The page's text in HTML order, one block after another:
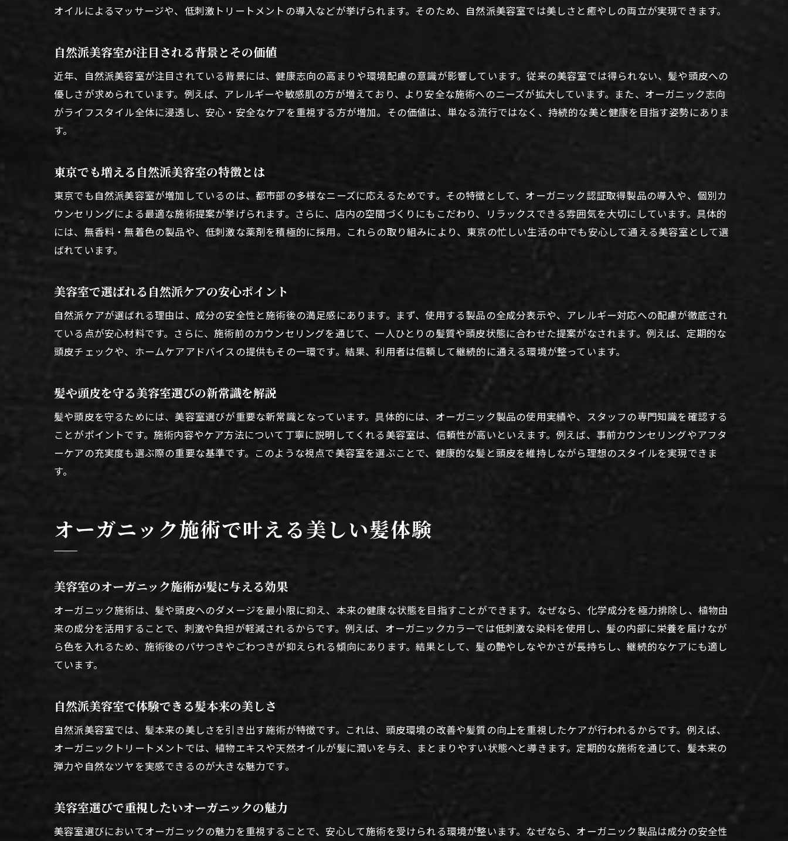
自然由来成分の美容室が敏感肌に最適な訳
リラックス空間で癒される自然派美容室選び
美容室で味わう自然派の癒し空間の特徴
リラックスできる美容室の雰囲気づくりとは
自然派美容室で過ごす至福の癒し体験紹介
自然派カラーの特徴とメリットを徹底解説
美容室の自然派カラーが支持される理由
美容室で実感できる自然派カラーの効果とは
自然派カラーが美容室で選ばれる新定番理由
美容室で失敗しないための安心ポイント
美容室で後悔しないためのチェックリスト
信頼できる美容室の見極めポイントとは
美容室で言ってはいけない言葉への配慮
健康志向な方に適した美容室選びの秘訣
自然派美容室で叶える健康的な美髪ケア術
美容室で取り入れたい健康志向の習慣とは
健康的な美髪を目指す美容室活用アイデア
自分に合う自然派美容室の見極め方ガイド
口コミや評判を活かした美容室の探し方
美容師に嫌われる客の特徴と対策ポイント
オイルによるマッサージや、低刺激トリートメントの導入などが挙げられます。そのため、自然派美容室では美しさと癒やしの両立が実現できます。
自然派美容室が注目される背景とその価値
近年、自然派美容室が注目されている背景には、健康志向の高まりや環境配慮の意識が影響しています。従来の美容室では得られない、髪や頭皮への
優しさが求められています。例えば、アレルギーや敏感肌の方が増えており、より安全な施術へのニーズが拡大しています。また、オーガニック志向
がライフスタイル全体に浸透し、安心・安全なケアを重視する方が増加。その価値は、単なる流行ではなく、持続的な美と健康を目指す姿勢にありま
す。
東京でも増える自然派美容室の特徴とは
東京でも自然派美容室が増加しているのは、都市部の多様なニーズに応えるためです。その特徴として、オーガニック認証取得製品の導入や、個別カ
ウンセリングによる最適な施術提案が挙げられます。さらに、店内の空間づくりにもこだわり、リラックスできる雰囲気を大切にしています。具体的
には、無香料・無着色の製品や、低刺激な薬剤を積極的に採用。これらの取り組みにより、東京の忙しい生活の中でも安心して通える美容室として選
ばれています。
美容室で選ばれる自然派ケアの安心ポイント
自然派ケアが選ばれる理由は、成分の安全性と施術後の満足感にあります。まず、使用する製品の全成分表示や、アレルギー対応への配慮が徹底され
ている点が安心材料です。さらに、施術前のカウンセリングを通じて、一人ひとりの髪質や頭皮状態に合わせた提案がなされます。例えば、定期的な
頭皮チェックや、ホームケアアドバイスの提供もその一環です。結果、利用者は信頼して継続的に通える環境が整っています。
髪や頭皮を守る美容室選びの新常識を解説
髪や頭皮を守るためには、美容室選びが重要な新常識となっています。具体的には、オーガニック製品の使用実績や、スタッフの専門知識を確認する
ことがポイントです。施術内容やケア方法について丁寧に説明してくれる美容室は、信頼性が高いといえます。例えば、事前カウンセリングやアフタ
ーケアの充実度も選ぶ際の重要な基準です。このような視点で美容室を選ぶことで、健康的な髪と頭皮を維持しながら理想のスタイルを実現できま
す。
オーガニック施術で叶える美しい髪体験
美容室のオーガニック施術が髪に与える効果
オーガニック施術は、髪や頭皮へのダメージを最小限に抑え、本来の健康な状態を目指すことができます。なぜなら、化学成分を極力排除し、植物由
来の成分を活用することで、刺激や負担が軽減されるからです。例えば、オーガニックカラーでは低刺激な染料を使用し、髪の内部に栄養を届けなが
ら色を入れるため、施術後のパサつきやごわつきが抑えられる傾向にあります。結果として、髪の艶やしなやかさが長持ちし、継続的なケアにも適し
ています。
自然派美容室で体験できる髪本来の美しさ
自然派美容室では、髪本来の美しさを引き出す施術が特徴です。これは、頭皮環境の改善や髪質の向上を重視したケアが行われるからです。例えば、
オーガニックトリートメントでは、植物エキスや天然オイルが髪に潤いを与え、まとまりやすい状態へと導きます。定期的な施術を通じて、髪本来の
弾力や自然なツヤを実感できるのが大きな魅力です。
美容室選びで重視したいオーガニックの魅力
美容室選びにおいてオーガニックの魅力を重視することで、安心して施術を受けられる環境が整います。なぜなら、オーガニック製品は成分の安全性